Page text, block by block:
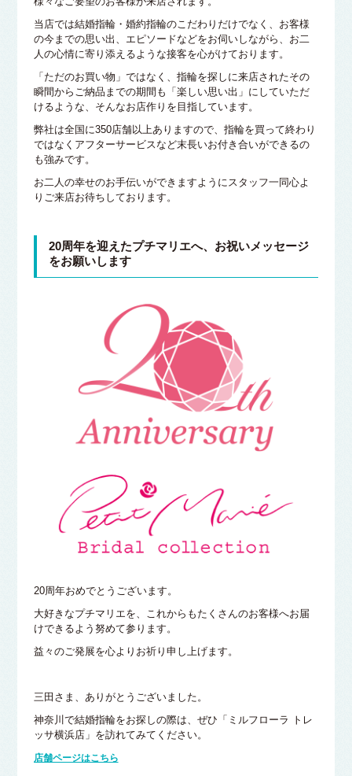
当店では結婚指輪・婚約指輪のこだわりだけでなく、お客様
の今までの思い出、エピソードなどをお伺いしながら、お二
人の心情に寄り添えるような接客を心がけております。
「ただのお買い物」ではなく、指輪を探しに来店されたその
瞬間からご納品までの期間も「楽しい思い出」にしていただ
けるような、そんなお店作りを目指しています。
弊社は全国に350店舗以上ありますので、指輪を買って終わり
ではなくアフターサービスなど末長いお付き合いができるの
も強みです。
お二人の幸せのお手伝いができますようにスタッフ一同心よ
りご来店お待ちしております。
20周年を迎えたプチマリエへ、お祝いメッセージ
をお願いします
20周年おめでとうございます。
大好きなプチマリエを、これからもたくさんのお客様へお届
けできるよう努めて参ります。
益々のご発展を心よりお祈り申し上げます。
三田さま、ありがとうございました。
神奈川で結婚指輪をお探しの際は、ぜひ「ミルフローラ トレ
ッサ横浜店」を訪れてみてください。
店舗ページはこちら